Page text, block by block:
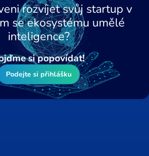
rozvíjet svůj startup v
se ekosystému umělé
inteligence?
si popovídat!
Podejte si přihlášku